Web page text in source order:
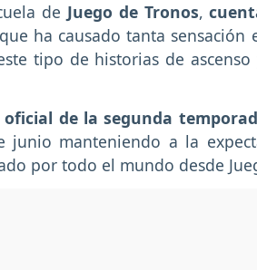
de Juego de Tronos,
ha causado tanta sensación
tipo de historias de
de la segunda
manteniendo a la
por todo el mundo desde